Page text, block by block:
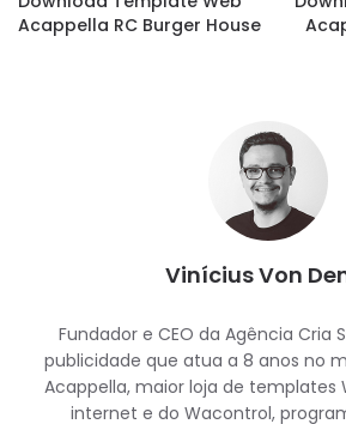
Acappella RC Burger House
Vinícius Von
Fundador e CEO da Agência Cria
publicidade que atua a 8 anos no
Acappella, maior loja de templates
internet e do Wacontrol,